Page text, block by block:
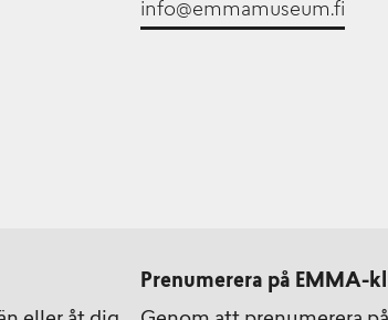
info@emmamuseum.fi
Prenumerera på EMMA-